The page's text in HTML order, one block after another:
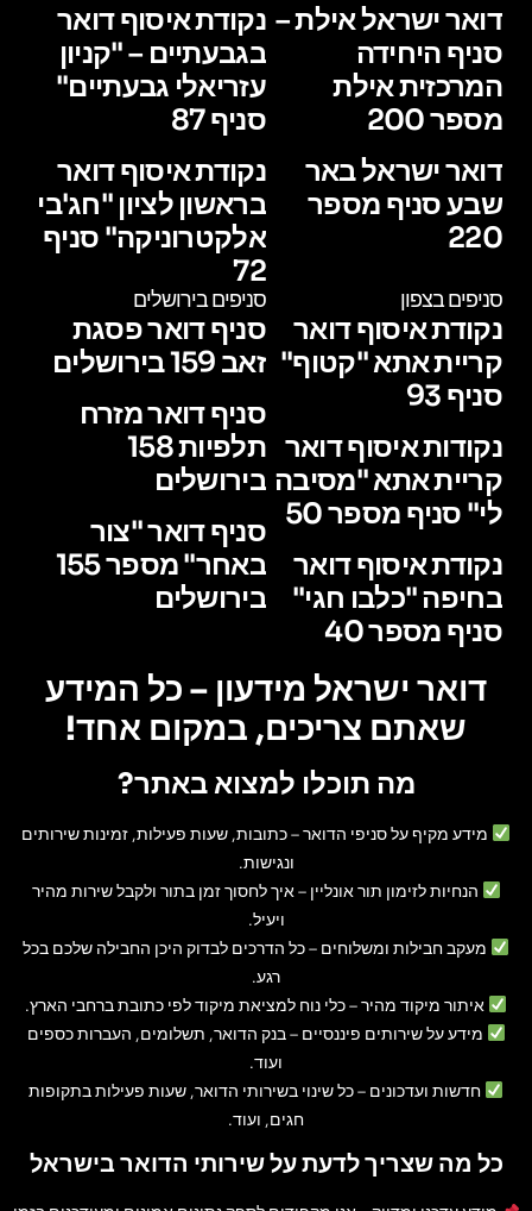
דואר ישראל אילת –
סניף היחידה
המרכזית אילת
מספר 200
דואר ישראל באר
שבע סניף מספר
220
נקודת איסוף דואר
בגבעתיים – "קניון
עזריאלי גבעתיים"
סניף 87
נקודת איסוף דואר
בראשון לציון "חג'בי
אלקטרוניקה" סניף
72
סניפים בצפון
נקודת איסוף דואר
קריית אתא "קטוף"
סניף 93
נקודות איסוף דואר
קריית אתא "מסיבה
לי" סניף מספר 50
נקודת איסוף דואר
בחיפה "כלבו חגי"
סניף מספר 40
סניפים בירושלים
סניף דואר פסגת
זאב 159 בירושלים
סניף דואר מזרח
תלפיות 158
בירושלים
סניף דואר "צור
באחר" מספר 155
בירושלים
דואר ישראל מידעון – כל המידע
שאתם צריכים, במקום אחד!
מה תוכלו למצוא באתר?
מידע מקיף על סניפי הדואר– כתובות, שעות פעילות, זמינות שירותים
ונגישות.
הנחיות לזימון תור אונליין – איך לחסוך זמן בתור ולקבל שירות מהיר
ויעיל.
מעקב חבילות ומשלוחים – כל הדרכים לבדוק היכן החבילה שלכם בכל
רגע.
איתור מיקוד מהיר– כלי נוח למציאת מיקוד לפי כתובת ברחבי הארץ.
מידע על שירותים פיננסיים – בנק הדואר, תשלומים, העברות כספים
ועוד.
חדשות ועדכונים – כל שינוי בשירותי הדואר, שעות פעילות בתקופות
חגים, ועוד.
כל מה שצריך לדעת על שירותי הדואר בישראל